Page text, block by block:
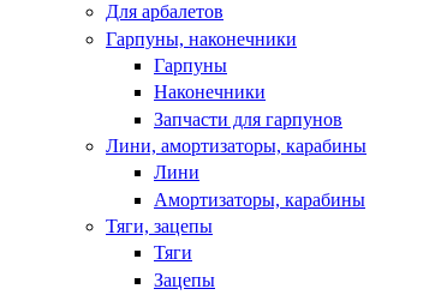
Для арбалетов
Гарпуны, наконечники
Гарпуны
Наконечники
Запчасти для гарпунов
Лини, амортизаторы, карабины
Лини
Амортизаторы, карабины
Тяги, зацепы
Тяги
Зацепы